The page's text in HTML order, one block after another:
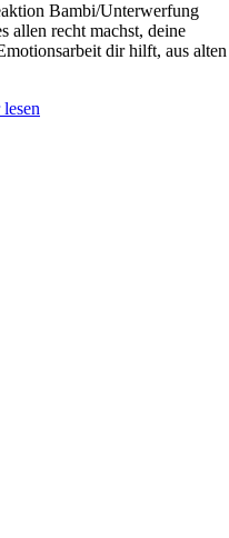
Bambi/Unterwerfung
allen recht machst, deine
dir hilft, aus alten